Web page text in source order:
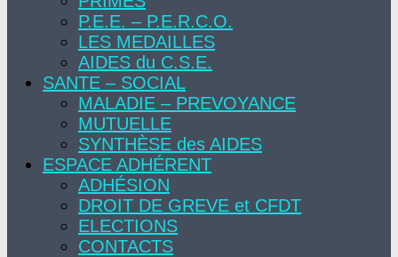
P.E.E. – P.E.R.C.O.
LES MEDAILLES
AIDES du C.S.E.
SANTE – SOCIAL
MALADIE – PREVOYANCE
MUTUELLE
SYNTHÈSE des AIDES
ESPACE ADHÉRENT
ADHÉSION
DROIT DE GREVE et CFDT
ELECTIONS
CONTACTS